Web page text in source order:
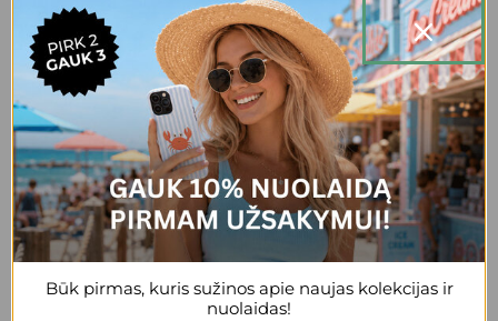
Reda
Gražus, patogus, tvirtas dėklas, esu
patenkinta
Anonymous
Itin komfortiškas, slidus, malonus
laikyti rankose. Dizainas irgi super!
Tikrai vienas geriausių sprendimų
+2
Būk pirmas, kuris sužinos apie naujas kolekcijas ir
nuolaidas!